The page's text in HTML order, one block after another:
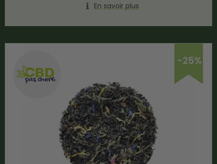
En savoir plus
-25%